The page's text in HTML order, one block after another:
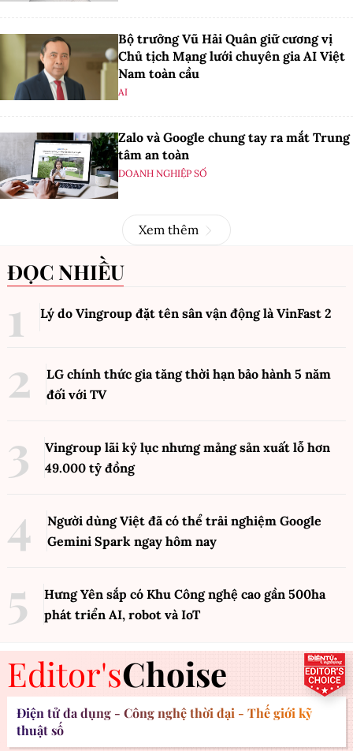
Bộ trưởng Vũ Hải Quân giữ cương vị
Chủ tịch Mạng lưới chuyên gia AI Việt
Nam toàn cầu
AI
Zalo và Google chung tay ra mắt Trung
tâm an toàn
DOANH NGHIỆP SỐ
Xem thêm
ĐỌC NHIỀU
Lý do Vingroup đặt tên sân vận động là VinFast 2
LG chính thức gia tăng thời hạn bảo hành 5 năm
đối với TV
Vingroup lãi kỷ lục nhưng mảng sản xuất lỗ hơn
49.000 tỷ đồng
Người dùng Việt đã có thể trải nghiệm Google
Gemini Spark ngay hôm nay
Hưng Yên sắp có Khu Công nghệ cao gần 500ha
phát triển AI, robot và IoT
Editor'sChoise
Điện tử đa dụng - Công nghệ thời đại - Thế giới kỹ
thuật số